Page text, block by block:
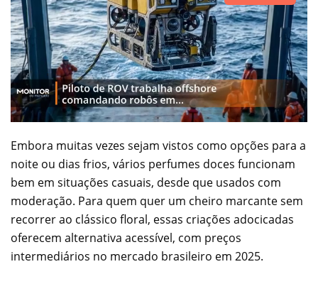
Embora muitas vezes sejam vistos como opções para a
noite ou dias frios, vários perfumes doces funcionam
bem em situações casuais, desde que usados com
moderação. Para quem quer um cheiro marcante sem
recorrer ao clássico floral, essas criações adocicadas
oferecem alternativa acessível, com preços
intermediários no mercado brasileiro em 2025.